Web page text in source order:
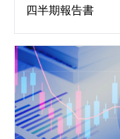
四半期報告書